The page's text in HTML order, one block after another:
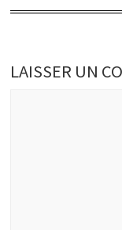
LAISSER UN